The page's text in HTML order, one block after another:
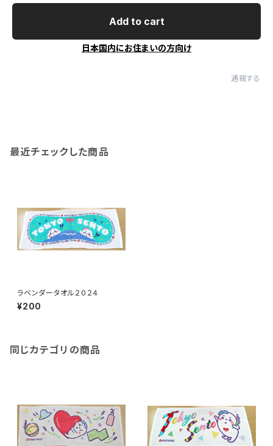
Add to cart
日本国内にお住まいの方向け
通報する
最近チェックした商品
ラベンダータオル２０２４
¥200
同じカテゴリの商品